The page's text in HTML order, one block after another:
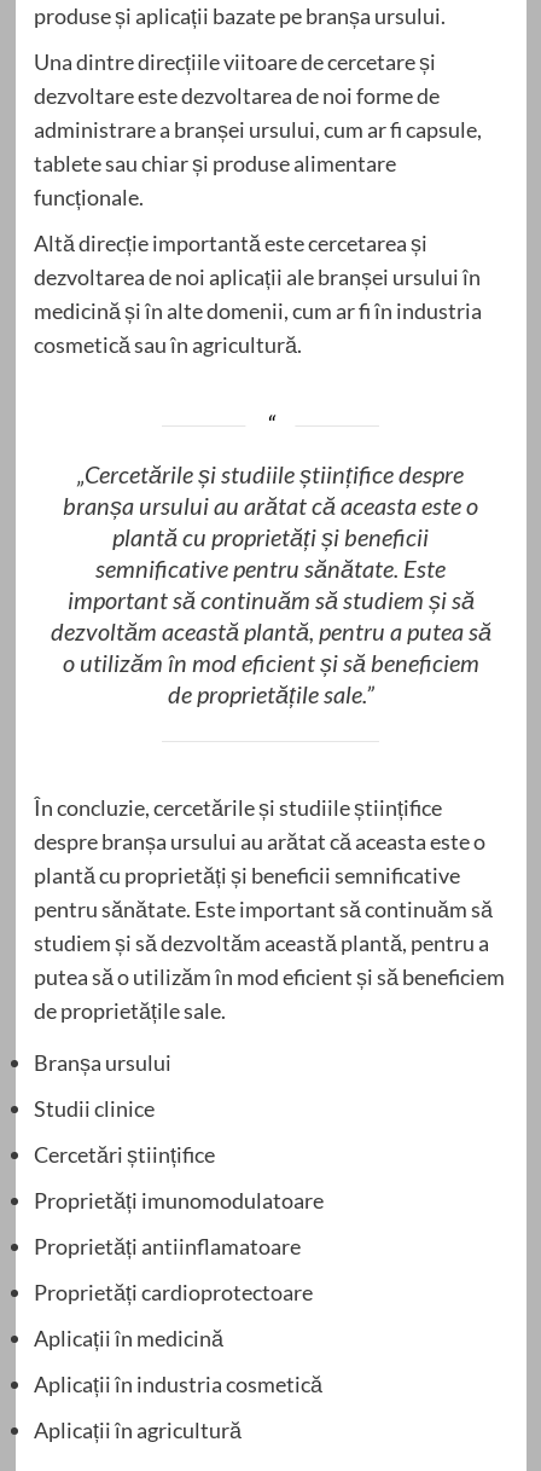
produse și aplicații bazate pe branșa ursului.
Una dintre direcțiile viitoare de cercetare și
dezvoltare este dezvoltarea de noi forme de
administrare a branșei ursului, cum ar fi capsule,
tablete sau chiar și produse alimentare
funcționale.
Altă direcție importantă este cercetarea și
dezvoltarea de noi aplicații ale branșei ursului în
medicină și în alte domenii, cum ar fi în industria
cosmetică sau în agricultură.
„Cercetările și studiile științifice despre
branșa ursului au arătat că aceasta este o
plantă cu proprietăți și beneficii
semnificative pentru sănătate. Este
important să continuăm să studiem și să
dezvoltăm această plantă, pentru a putea să
o utilizăm în mod eficient și să beneficiem
de proprietățile sale.”
În concluzie, cercetările și studiile științifice
despre branșa ursului au arătat că aceasta este o
plantă cu proprietăți și beneficii semnificative
pentru sănătate. Este important să continuăm să
studiem și să dezvoltăm această plantă, pentru a
putea să o utilizăm în mod eficient și să beneficiem
de proprietățile sale.
Branșa ursului
Studii clinice
Cercetări științifice
Proprietăți imunomodulatoare
Proprietăți antiinflamatoare
Proprietăți cardioprotectoare
Aplicații în medicină
Aplicații în industria cosmetică
Aplicații în agricultură